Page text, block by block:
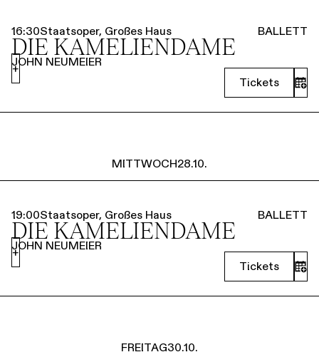
16:30Staatsoper, Großes Haus BALLETT
DIE KAMELIEN­DAME
JOHN NEUMEIER
Tickets
+
MITTWOCH28.10.
19:00Staatsoper, Großes Haus BALLETT
DIE KAMELIEN­DAME
JOHN NEUMEIER
Tickets
+
FREITAG30.10.